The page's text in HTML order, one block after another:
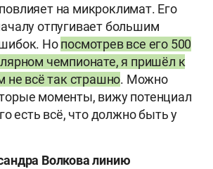
на микроклимат. Его
отпугивает большим
Нопосмотрев все его 500
чемпионате, я пришёл к
не всё так страшно. Можно
моменты, вижу потенциал
есть всё, что должно быть у
Волкова линию